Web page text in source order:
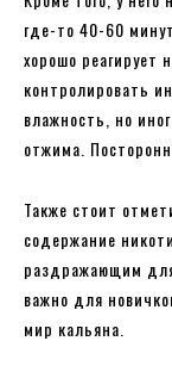
где-то 40-60
хорошо реагирует
контролировать
влажность, но
отжима.
Также стоит
содержание
раздражающим
важно для
мир кальяна.